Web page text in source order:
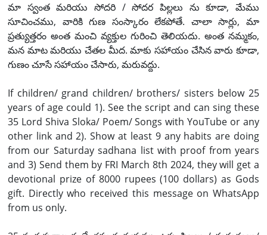
మా స్వంత మరియు సోదరి / సోదర పిల్లలు ను కూడా, మేము
సూచించము, వారికి గుణ సంస్కారం లేకపోతే. చాలా సార్లు, మా
ప్రత్యుత్తరం అంత మంచి వ్యక్తుల గురించి తెలియదు. అంత నమ్మకం,
మన మాట మరియు చేతల మీద. మాకు సహాయం చేసిన వారు కూడా,
గుణం చూసే సహాయం చేసారు, మరువద్దు.
If children/ grand children/ brothers/ sisters below 25
years of age could 1). See the script and can sing these
35 Lord Shiva Sloka/ Poem/ Songs with YouTube or any
other link and 2). Show at least 9 any habits are doing
from our Saturday sadhana list with proof from years
and 3) Send them by FRI March 8th 2024, they will get a
devotional prize of 8000 rupees (100 dollars) as Gods
gift. Directly who received this message on WhatsApp
from us only.